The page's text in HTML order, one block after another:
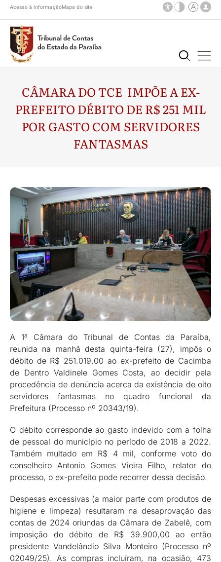
Acesso à InformaçãoMapa do site
CÂMARA DO TCE IMPÕE A EX-
PREFEITO DÉBITO DE R$ 251 MIL
POR GASTO COM SERVIDORES
FANTASMAS
A 1ª Câmara do Tribunal de Contas da Paraíba,
reunida na manhã desta quinta-feira (27), impôs o
débito de R$ 251.019,00 ao ex-prefeito de Cacimba
de Dentro Valdinele Gomes Costa, ao decidir pela
procedência de denúncia acerca da existência de oito
servidores fantasmas no quadro funcional da
Prefeitura (Processo nº 20343/19).
O débito corresponde ao gasto indevido com a folha
de pessoal do município no período de 2018 a 2022.
Também multado em R$ 4 mil, conforme voto do
conselheiro Antonio Gomes Vieira Filho, relator do
processo, o ex-prefeito pode recorrer dessa decisão.
Despesas excessivas (a maior parte com produtos de
higiene e limpeza) resultaram na desaprovação das
contas de 2024 oriundas da Câmara de Zabelê, com
imposição do débito de R$ 39.900,00 ao então
presidente Vandelândio Silva Monteiro (Processo nº
02049/25). As compras incluíram, na ocasião, 473